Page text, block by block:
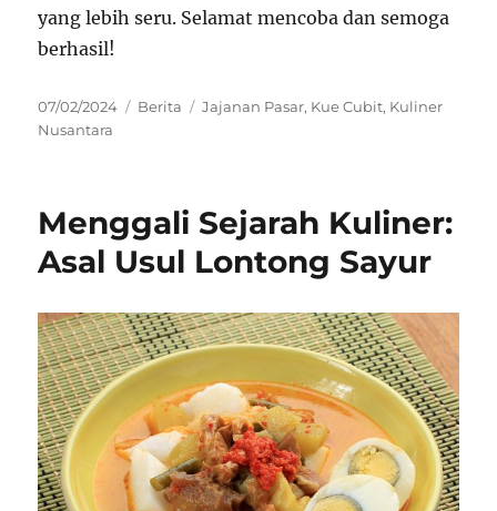
yang lebih seru. Selamat mencoba dan semoga
berhasil!
Posted
on
07/02/2024 Categories
Berita Tags
Jajanan Pasar, Kue Cubit, Kuliner
Nusantara
Menggali Sejarah Kuliner:
Asal Usul Lontong Sayur